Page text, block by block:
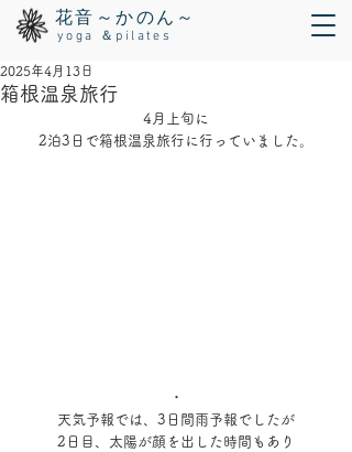
花音～かのん～
yoga ＆pilates
箱根温泉旅行
2025年4月13日
4月上旬に
2泊3日で箱根温泉旅行に行っていました。
・
天気予報では、3日間雨予報でしたが
2日目、太陽が顔を出した時間もあり